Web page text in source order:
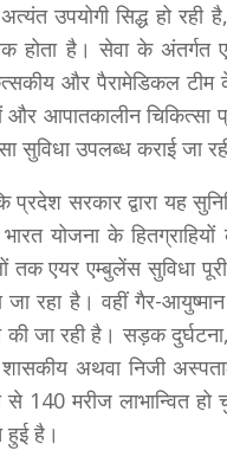
अत्यंत उपयोगी सिद्ध हो
होता है। सेवा के अंतर्गत
और पैरामेडिकल
और आपातकालीन
सुविधा उपलब्ध कराई जा
प्रदेश सरकार द्वारा यह
योजना के
तक एयर एम्बुलेंस सुविधा
जा रहा है। वहीं गैर-
जा रही है। सड़क
शासकीय अथवा निजी
से 140 मरीज लाभान्वित
हुई है।